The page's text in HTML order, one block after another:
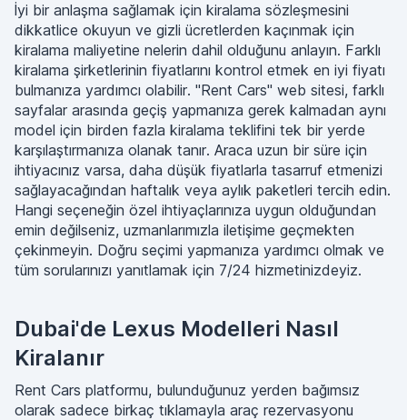
İyi bir anlaşma sağlamak için kiralama sözleşmesini
dikkatlice okuyun ve gizli ücretlerden kaçınmak için
kiralama maliyetine nelerin dahil olduğunu anlayın. Farklı
kiralama şirketlerinin fiyatlarını kontrol etmek en iyi fiyatı
bulmanıza yardımcı olabilir. "Rent Cars" web sitesi, farklı
sayfalar arasında geçiş yapmanıza gerek kalmadan aynı
model için birden fazla kiralama teklifini tek bir yerde
karşılaştırmanıza olanak tanır. Araca uzun bir süre için
ihtiyacınız varsa, daha düşük fiyatlarla tasarruf etmenizi
sağlayacağından haftalık veya aylık paketleri tercih edin.
Hangi seçeneğin özel ihtiyaçlarınıza uygun olduğundan
emin değilseniz, uzmanlarımızla iletişime geçmekten
çekinmeyin. Doğru seçimi yapmanıza yardımcı olmak ve
tüm sorularınızı yanıtlamak için 7/24 hizmetinizdeyiz.
Dubai'de Lexus Modelleri Nasıl
Kiralanır
Rent Cars platformu, bulunduğunuz yerden bağımsız
olarak sadece birkaç tıklamayla araç rezervasyonu